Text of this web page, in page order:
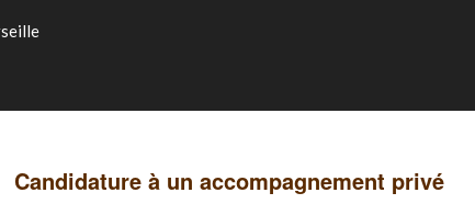
Candidature à un accompagnement privé